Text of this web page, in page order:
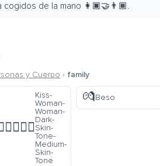
cogidos de la mano 👩🏿‍🤝‍👨🏾.
y Cuerpo › family
Kiss-
Woman-
Woman-
Dark-
Skin-
Tone-
Medium-
Skin-
Tone
💏Beso